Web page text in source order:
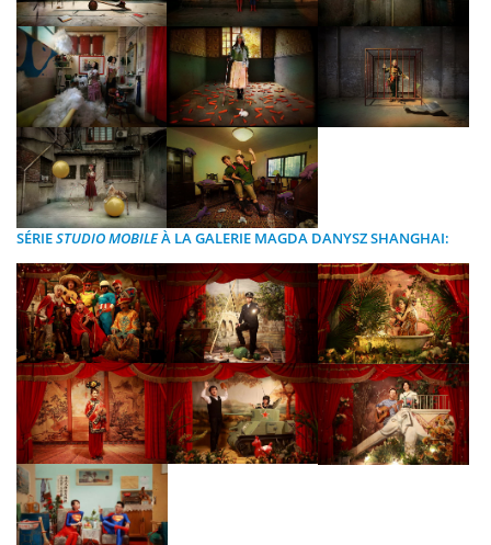
SÉRIESTUDIO MOBILEÀ LA GALERIE MAGDA DANYSZ SHANGHAI: